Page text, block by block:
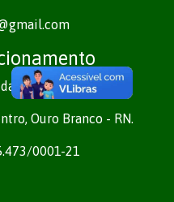
7h às 13h
Ouro Branco - RN.
0001-21